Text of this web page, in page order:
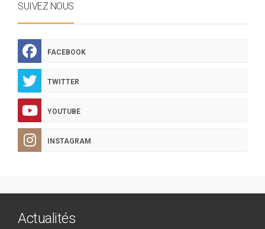
SUIVEZ NOUS
FACEBOOK
TWITTER
YOUTUBE
INSTAGRAM
Actualités